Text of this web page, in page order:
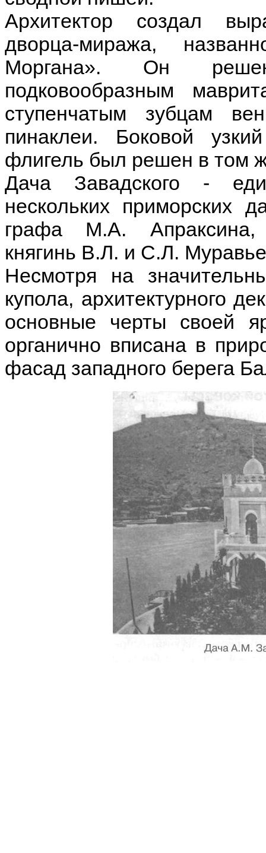
Архитектор создал
дворца-миража,
Моргана». Он
подковообразным
ступенчатым зубцам
пинаклеи. Боковой
флигель был решен в том
Дача Завадского -
нескольких приморских
графа М.А. Апраксина,
княгинь В.Л. и С.Л.
Несмотря на
купола, архитектурного
основные черты своей
органично вписана в
фасад западного берега